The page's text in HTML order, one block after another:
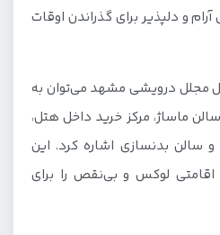
و دلپذیر برای گذراندن اوقات
مجلل درویشی مشهد می‌توان به
سالن ماساژ، مرکز خرید داخل هتل،
سالن بدنسازی اشاره کرد. این
اقامتی لوکس و بی‌نقص را برای